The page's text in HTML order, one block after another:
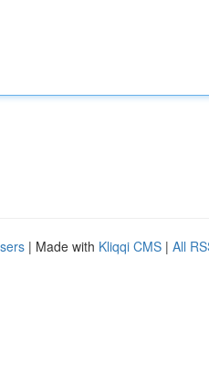
| Made with Kliqqi CMS | All